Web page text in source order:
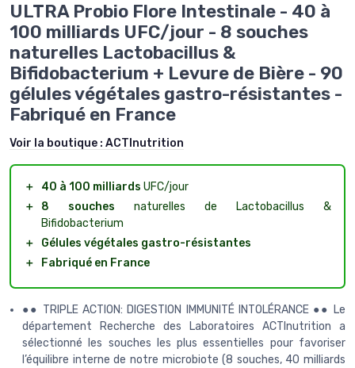
ULTRA Probio Flore Intestinale - 40 à
100 milliards UFC/jour - 8 souches
naturelles Lactobacillus &
Bifidobacterium + Levure de Bière - 90
gélules végétales gastro-résistantes -
Fabriqué en France
Voir la boutique : ACTInutrition
＋ 40 à 100 milliards UFC/jour
＋
8 souches naturelles de Lactobacillus &
Bifidobacterium
＋
Gélules végétales gastro-résistantes
＋
Fabriqué en France
●● TRIPLE ACTION: DIGESTION IMMUNITÉ INTOLÉRANCE ●● Le
département Recherche des Laboratoires ACTInutrition a
sélectionné les souches les plus essentielles pour favoriser
l’équilibre interne de notre microbiote (8 souches, 40 milliards